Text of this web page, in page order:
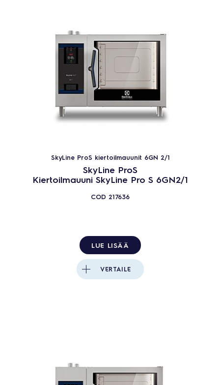
SkyLine PremiumS yhdistelmäuunit
SkyLine Premium yhdistelmäuunit
SkyLine ProS kiertoilmauunit
SkyLine Pro kiertoilmauunit
Alaluokka
SkyLine ProS kiertoilmauunit - sähkö
SkyLine Pro kiertoilmauunit - sähkö
SkyLine ProS kiertoilmauunit 6GN 2/1
SkyLine ProS
Kiertoilmauuni SkyLine Pro S 6GN2/1
COD 217636
LUE LISÄÄ
VERTAILE